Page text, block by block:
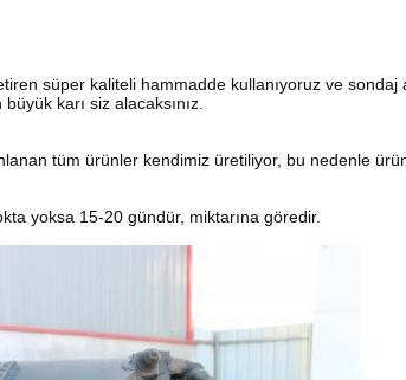
süper kaliteli hammadde kullanıyoruz ve sondaj
karı siz alacaksınız.
tüm ürünler kendimiz üretiliyor, bu nedenle
yoksa 15-20 gündür, miktarına göredir.